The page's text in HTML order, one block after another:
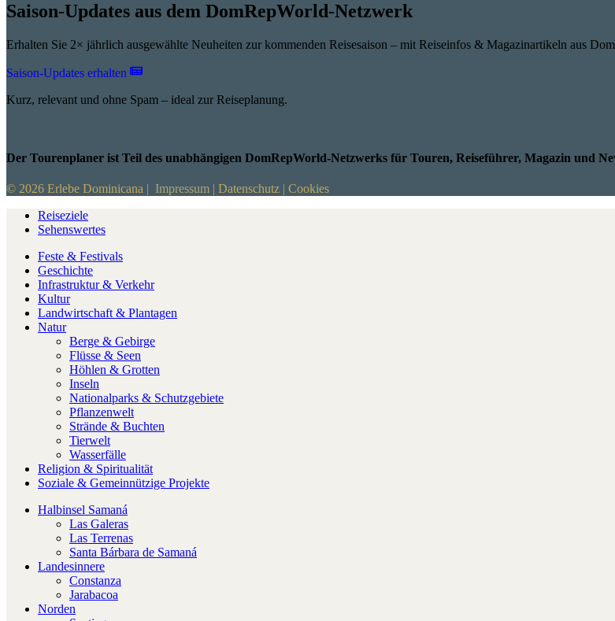
Saison-Updates aus dem DomRepWorld-Netzwerk
Erhalten Sie 2× jährlich ausgewählte Neuheiten zur kommenden Reisesaison – mit Reiseinfos & Magazinartikeln aus
Saison-Updates erhalten
Kurz, relevant und ohne Spam – ideal zur Reiseplanung.
Der Tourenplaner ist Teil des unabhängigen DomRepWorld-Netzwerks für Touren, Reiseführer, Magazin und
© 2026 Erlebe Dominicana | Impressum | Datenschutz | Cookies
Reiseziele
Sehenswertes
Feste & Festivals
Geschichte
Infrastruktur & Verkehr
Kultur
Landwirtschaft & Plantagen
Natur
Berge & Gebirge
Flüsse & Seen
Höhlen & Grotten
Inseln
Nationalparks & Schutzgebiete
Pflanzenwelt
Strände & Buchten
Tierwelt
Wasserfälle
Religion & Spiritualität
Soziale & Gemeinnützige Projekte
Halbinsel Samaná
Las Galeras
Las Terrenas
Santa Bárbara de Samaná
Landesinnere
Constanza
Jarabacoa
Norden